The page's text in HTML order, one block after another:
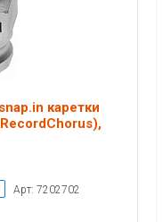
каретки
Арт: 7202702